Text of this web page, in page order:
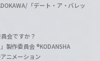
「デート・ア・バレッ
会ですか？
作委員会 ®KODANSHA
ニメーション